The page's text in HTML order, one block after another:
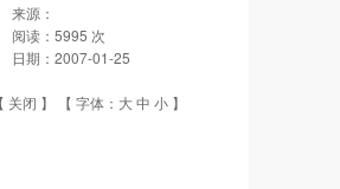
来源：
阅读： 5995 次
日期： 2007-01-25
关闭 】 【 字体： 大中 小 】